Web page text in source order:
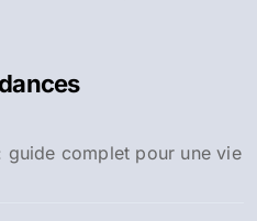
guide complet pour une vie